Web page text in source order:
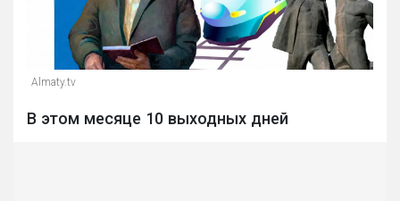
Almaty.tv
В этом месяце 10 выходных дней